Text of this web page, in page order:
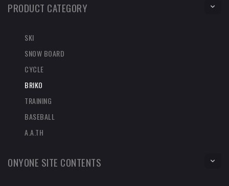
PRODUCT CATEGORY
SKI
SNOW BOARD
CYCLE
BRIKO
TRAINING
BASEBALL
A.A.TH
ONYONE SITE CONTENTS